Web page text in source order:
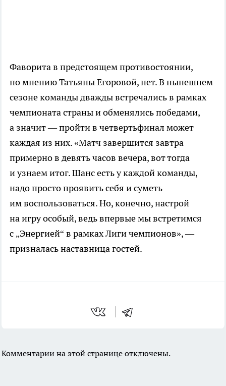
Фаворита в предстоящем противостоянии,
по мнению Татьяны Егоровой, нет. В нынешнем
сезоне команды дважды встречались в рамках
чемпионата страны и обменялись победами,
а значит — пройти в четвертьфинал может
каждая из них. «Матч завершится завтра
примерно в девять часов вечера, вот тогда
и узнаем итог. Шанс есть у каждой команды,
надо просто проявить себя и суметь
им воспользоваться. Но, конечно, настрой
на игру особый, ведь впервые мы встретимся
с „Энергией“ в рамках Лиги чемпионов», —
призналась наставница гостей.
Комментарии на этой странице отключены.